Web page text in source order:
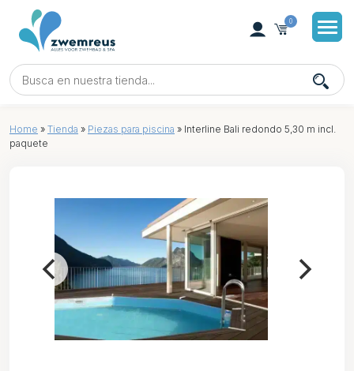
0
Home » Tienda » Piezas para piscina » Interline Bali redondo 5,30 m incl.
paquete